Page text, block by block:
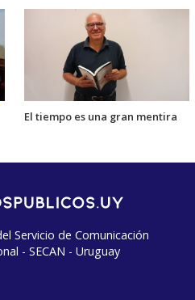
El tiempo es una gran mentira
Servicio de Comunicación
- SECAN - Uruguay